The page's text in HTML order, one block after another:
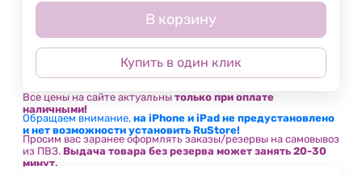
В корзину
Купить в один клик
Все цены на сайте актуальны только при оплате
наличными!
Обращаем внимание, на iPhone и iPad не предустановлено
и нет возможности установить RuStore!
Просим вас заранее оформлять заказы/резервы на самовывоз
из ПВЗ. Выдача товара без резерва может занять 20-30
минут.